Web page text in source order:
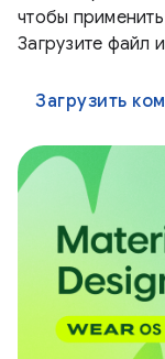
чтобы
Загрузите файл
Загрузить